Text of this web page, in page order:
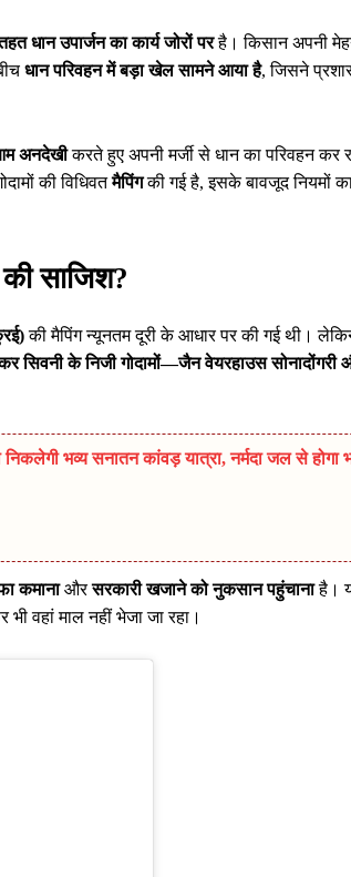
धान उपार्जन का कार्य जोरों परहै। किसान अपनी
धान परिवहन में बड़ा खेल सामने आया है, जिसने
अनदेखीकरते हुए अपनी मर्जी से धान का परिवहन कर
की विधिवतमैपिंगकी गई है, इसके बावजूद नियमों
साजिश?
की मैपिंग न्यूनतम दूरी के आधार पर की गई थी।
सिवनी के निजी गोदामों—जैन वेयरहाउस
भव्य सनातन कांवड़ यात्रा, नर्मदा जल से होगा
कमानाऔरसरकारी खजाने को नुकसान पहुंचानाहै।
भी वहां माल नहीं भेजा जा रहा।